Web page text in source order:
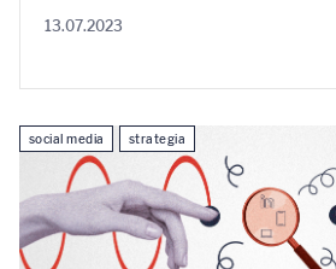
13.07.2023
social media strategia